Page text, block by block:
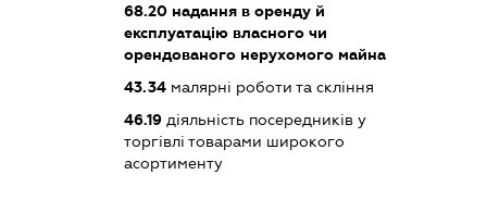
68.20 надання в оренду й
експлуатацію власного чи
орендованого нерухомого майна
43.34 малярні роботи та скління
46.19 діяльність посередників у
торгівлі товарами широкого
асортименту